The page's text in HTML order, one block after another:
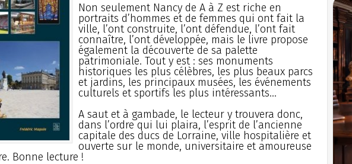
Non seulement Nancy de A à Z est riche en
portraits d’hommes et de femmes qui ont fait la
ville, l’ont construite, l’ont défendue, l’ont fait
connaître, l’ont développée, mais le livre propose
également la découverte de sa palette
patrimoniale. Tout y est : ses monuments
historiques les plus célèbres, les plus beaux parcs
et jardins, les principaux musées, les événements
culturels et sportifs les plus intéressants...
A saut et à gambade, le lecteur y trouvera donc,
dans l’ordre qui lui plaira, l’esprit de l’ancienne
capitale des ducs de Lorraine, ville hospitalière et
ouverte sur le monde, universitaire et amoureuse
Bonne lecture !